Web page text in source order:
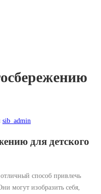
sib_admin
для детского
способ привлечь
могут изобразить себя,